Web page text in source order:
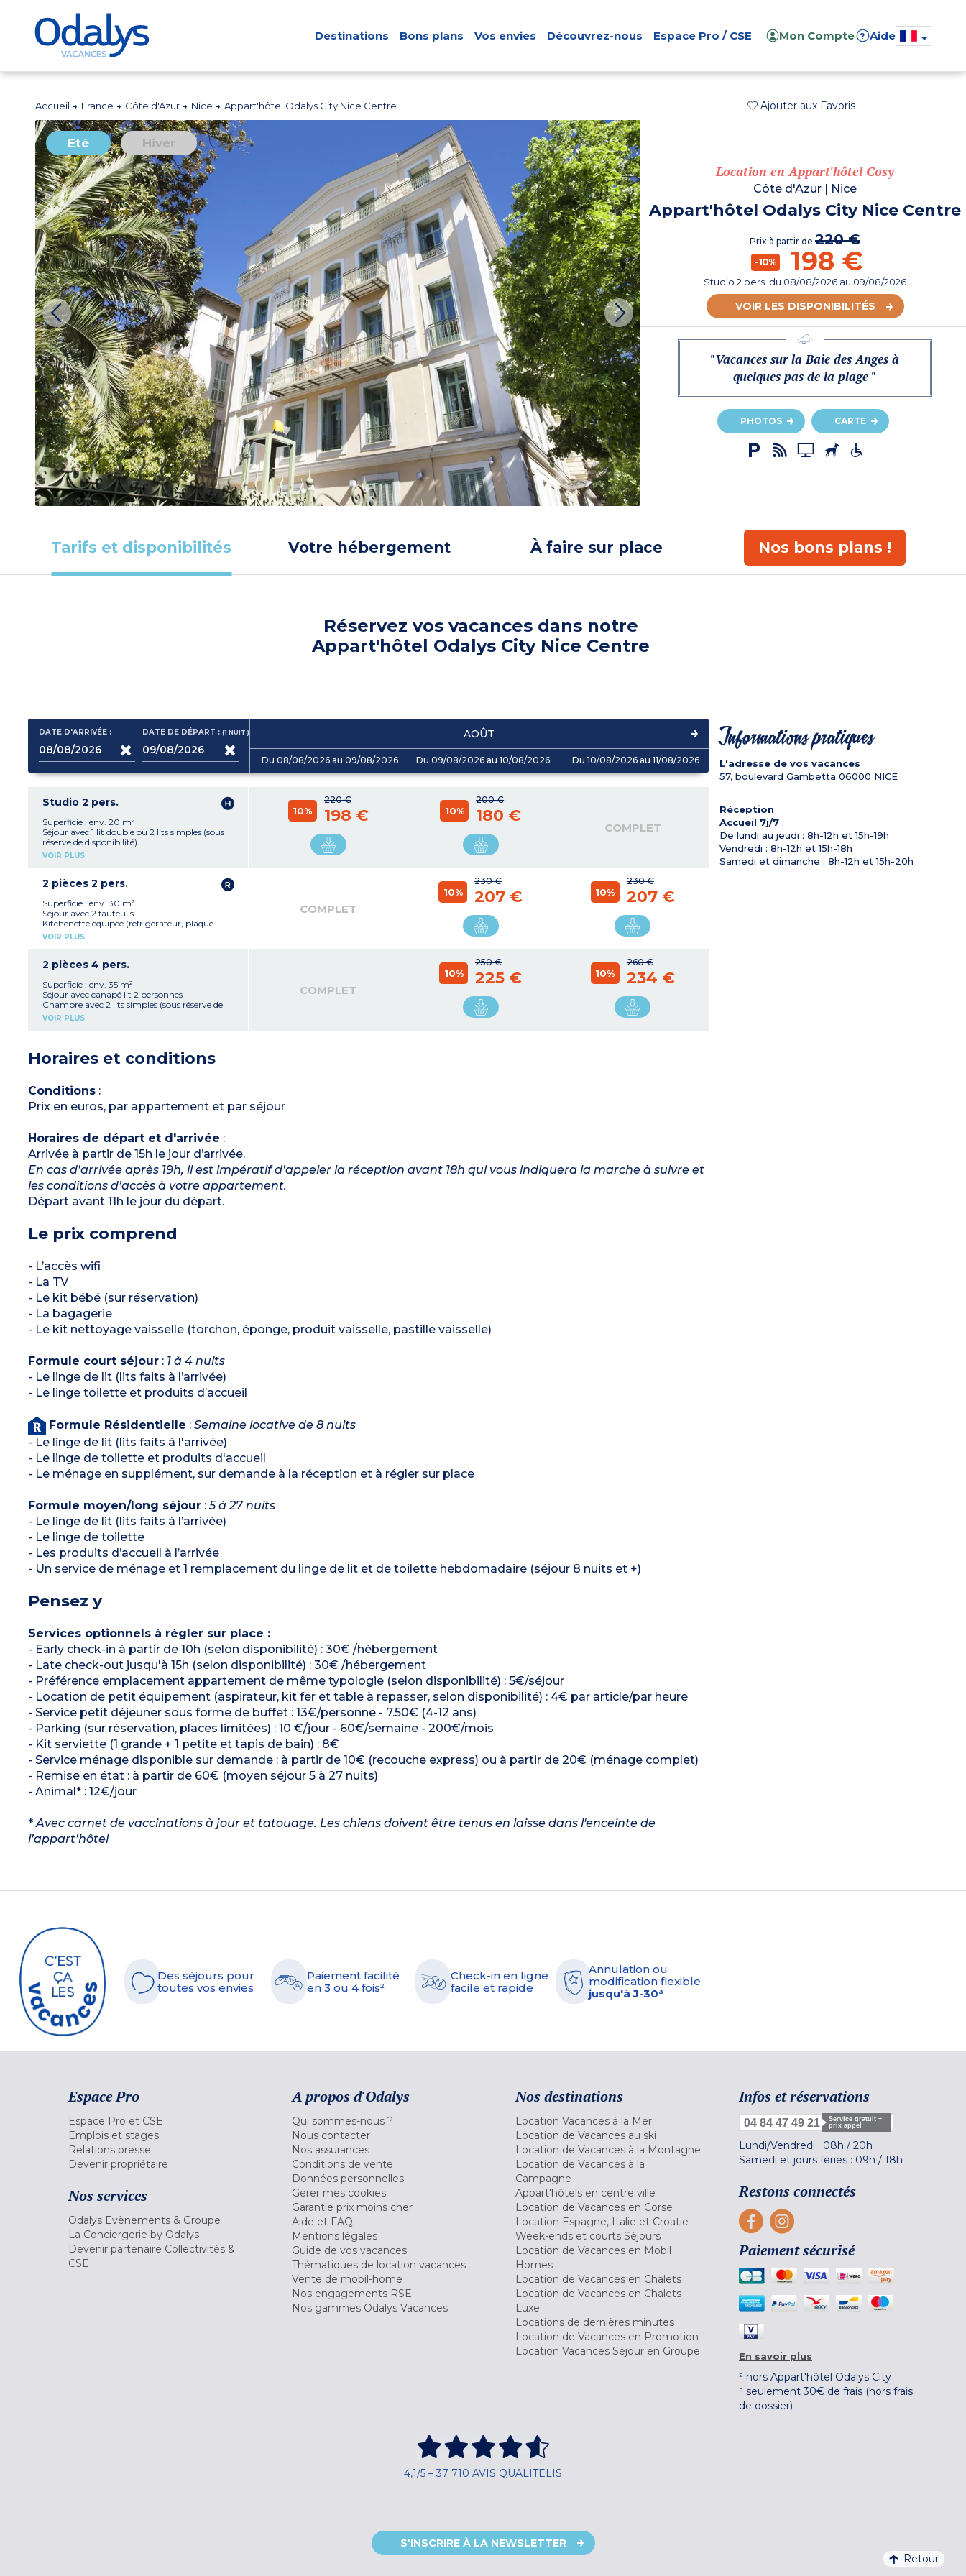
Destinations Bons plans Vos envies Découvrez-nous Espace Pro / CSE Mon Compte ? Aide
Accueil France Côte d'Azur Nice Appart'hôtel Odalys City Nice Centre Ajouter aux Favoris
Eté Hiver
Location en Appart'hôtel Cosy
Côte d'Azur Nice
Appart'hôtel Odalys City Nice Centre
Prix à partir de 220 €
-10% 198 €
Studio 2 pers. du 08/08/2026 au 09/08/2026
VOIR LES DISPONIBILITÉS
"Vacances sur la Baie des Anges à
quelques pas de la plage "
PHOTOS CARTE
Tarifs et disponibilités Votre hébergement À faire sur place Nos bons plans !
Réservez vos vacances dans notre
Appart'hôtel Odalys City Nice Centre
DATE D'ARRIVÉE : DATE DE DÉPART :(1NUIT ) AOÛT
Du 08/08/2026 au 09/08/2026 Du 09/08/2026 au 10/08/2026 Du 10/08/2026 au 11/08/2026
Studio 2 pers.
Superficie : env. 20 m²
Séjour avec 1 lit double ou 2 lits simples (sous
réserve de disponibilité)
Kitchenette équipée (réfrigérateur, plaque
VOIR PLUS
220 €
10% 198 €
200 €
10% 180 €
COMPLET
2 pièces 2 pers.
Superficie : env. 30 m²
Séjour avec 2 fauteuils
Kitchenette équipée (réfrigérateur, plaque
vitrocéramique, micro-ondes, lave-vaisselle)
Salle de douche ou de bains avec WC
VOIR PLUS
COMPLET
230 €
10% 207 €
230 €
10% 207 €
2 pièces 4 pers.
Superficie : env. 35 m²
Séjour avec canapé lit 2 personnes
Chambre avec 2 lits simples (sous réserve de
disponibilité, peut-être en mezzanine)
Sous réserve de balcons disponibles
VOIR PLUS
COMPLET
250 €
10% 225 €
260 €
10% 234 €
Horaires et conditions
Conditions:
Prix en euros, par appartement et par séjour
Horaires de départ et d'arrivée :
Arrivée à partir de 15h le jour d’arrivée.
En cas d’arrivée après 19h, il est impératif d’appeler la réception avant 18h qui vous indiquera la marche à suivre et
les conditions d’accès à votre appartement.
Départ avant 11h le jour du départ.
Le prix comprend
- L’accès wifi
- La TV
- Le kit bébé (sur réservation)
- La bagagerie
- Le kit nettoyage vaisselle (torchon, éponge, produit vaisselle, pastille vaisselle)
Formule court séjour: 1 à 4 nuits
- Le linge de lit (lits faits à l’arrivée)
- Le linge toilette et produits d’accueil
Formule Résidentielle : Semaine locative de 8 nuits
- Le linge de lit (lits faits à l'arrivée)
- Le linge de toilette et produits d'accueil
- Le ménage en supplément, sur demande à la réception et à régler sur place
Formule moyen/long séjour: 5 à 27 nuits
- Le linge de lit (lits faits à l’arrivée)
- Le linge de toilette
- Les produits d’accueil à l’arrivée
- Un service de ménage et 1 remplacement du linge de lit et de toilette hebdomadaire (séjour 8 nuits et +)
Pensez y
Services optionnels à régler sur place :
- Early check-in à partir de 10h (selon disponibilité) : 30€ /hébergement
- Late check-out jusqu'à 15h (selon disponibilité) : 30€ /hébergement
- Préférence emplacement appartement de même typologie (selon disponibilité) : 5€/séjour
- Location de petit équipement (aspirateur, kit fer et table à repasser, selon disponibilité) : 4€ par article/par heure
- Service petit déjeuner sous forme de buffet : 13€/personne - 7.50€ (4-12 ans)
- Parking (sur réservation, places limitées) : 10 €/jour - 60€/semaine - 200€/mois
- Kit serviette (1 grande + 1 petite et tapis de bain) : 8€
- Service ménage disponible sur demande : à partir de 10€ (recouche express) ou à partir de 20€ (ménage complet)
- Remise en état : à partir de 60€ (moyen séjour 5 à 27 nuits)
- Animal* : 12€/jour
*Avec carnet de vaccinations à jour et tatouage. Les chiens doivent être tenus en laisse dans l'enceinte de
l’appart’hôtel
Informations pratiques
L'adresse de vos vacances
57, boulevard Gambetta 06000 NICE
Réception
Accueil 7j/7:
De lundi au jeudi : 8h-12h et 15h-19h
Vendredi : 8h-12h et 15h-18h
Samedi et dimanche : 8h-12h et 15h-20h
Des séjours pour
toutes vos envies
Paiement facilité
en 3 ou 4 fois²
Check-in en ligne
facile et rapide
Annulation ou
modification flexible
jusqu'à J-30³
Espace Pro
Espace Pro et CSE
Emplois et stages
Relations presse
Devenir propriétaire
Nos services
Odalys Evènements & Groupe
La Conciergerie by Odalys
Devenir partenaire Collectivités &
CSE
A propos d'Odalys
Qui sommes-nous ?
Nous contacter
Nos assurances
Conditions de vente
Données personnelles
Gérer mes cookies
Garantie prix moins cher
Aide et FAQ
Mentions légales
Guide de vos vacances
Thématiques de location vacances
Vente de mobil-home
Nos engagements RSE
Nos gammes Odalys Vacances
Nos destinations
Location Vacances à la Mer
Location de Vacances au ski
Location de Vacances à la Montagne
Location de Vacances à la
Campagne
Appart'hôtels en centre ville
Location de Vacances en Corse
Location Espagne, Italie et Croatie
Week-ends et courts Séjours
Location de Vacances en Mobil
Homes
Location de Vacances en Chalets
Location de Vacances en Chalets
Luxe
Locations de dernières minutes
Location de Vacances en Promotion
Location Vacances Séjour en Groupe
Infos et réservations
04 84 47 49 21
Service gratuit +
prix appel
Lundi/Vendredi : 08h / 20h
Samedi et jours fériés : 09h / 18h
Restons connectés
Paiement sécurisé
En savoir plus
² hors Appart'hôtel Odalys City
³ seulement 30€ de frais (hors frais
de dossier)
4,1/5 – 37 710 AVIS QUALITELIS
S'INSCRIRE À LA NEWSLETTER
Retour